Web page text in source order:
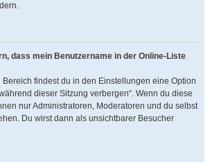
dass mein Benutzername in der Online-Liste
Bereich findest du in den Einstellungen eine Option
dieser Sitzung verbergen“. Wenn du diese
nur Administratoren, Moderatoren und du selbst
Du wirst dann als unsichtbarer Besucher